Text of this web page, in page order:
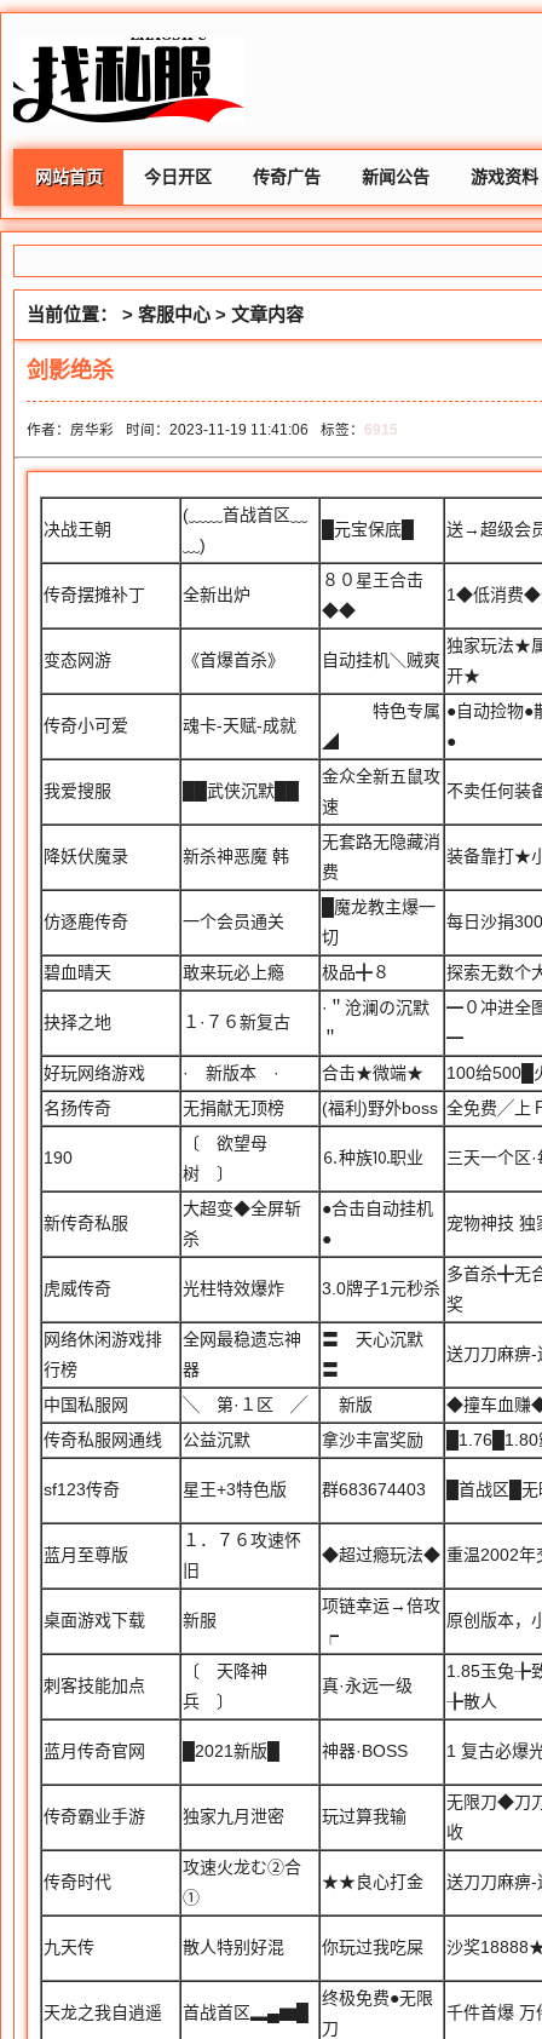
网站首页 今日开区 传奇广告 新闻公告 游戏资料
当前位置： > 客服中心 > 文章内容
剑影绝杀
作者：房华彩 时间：2023-11-19 11:41:06 标签： 6915
决战王朝
(﹏﹏首战首区﹏
﹏)
█元宝保底█ 送→超级会
传奇摆摊补丁 全新出炉
８０星王合击
◆◆
1◆低消费
变态网游 《首爆首杀》 自动挂机＼贼爽
独家玩法★
开★
传奇小可爱 魂卡-天赋-成就
特色专属
◢
●自动捡物●
●
我爱搜服 ██武侠沉默██
金众全新五鼠攻
速
不卖任何装
降妖伏魔录 新杀神恶魔 韩
无套路无隐藏消
费
装备靠打★
仿逐鹿传奇 一个会员通关
█魔龙教主爆一
切
每日沙捐
碧血晴天 敢来玩必上瘾 极品╋８ 探索无数个
抉择之地 １·７６新复古
·＂沧澜の沉默
＂
━０冲进全
━
好玩网络游戏
· 新版本 · 合击★微端★
100给500█
名扬传奇
无捐献无顶榜 (福利)野外boss 全免费╱上
190
〔 欲望母
树 〕
⒍种族⒑职业 三天一个区
新传奇私服
大超变◆全屏斩
杀
●合击自动挂机
●
宠物神技 独
虎威传奇 光柱特效爆炸 3.0牌子1元秒杀
多首杀╋无
奖
网络休闲游戏排
行榜
全网最稳遗忘神
器
〓 天心沉默
〓
送刀刀麻痹-
中国私服网 ╲ 第·１区 ╱ 新版
◆撞车血赚
传奇私服网通线
公益沉默 拿沙丰富奖励
sf123传奇 星王+3特色版 群683674403 █首战区█
蓝月至尊版
１．７６攻速怀
旧
◆超过瘾玩法◆ 重温2002年
桌面游戏下载 新服
项链幸运→倍攻
┍
原创版本，
刺客技能加点
〔 天降神
兵 〕
真·永远一级
1.85玉兔╊
╊散人
蓝月传奇官网 █2021新版█ 神器·BOSS 1 复古必爆
传奇霸业手游 独家九月泄密 玩过算我输
无限刀◆刀
收
传奇时代
攻速火龙む②合
①
★★良心打金 送刀刀麻痹-
九天传 散人特别好混 你玩过我吃屎 沙奖
天龙之我自逍遥 首战首区▂▄▆█
终极免费●无限
刀
千件首爆 万